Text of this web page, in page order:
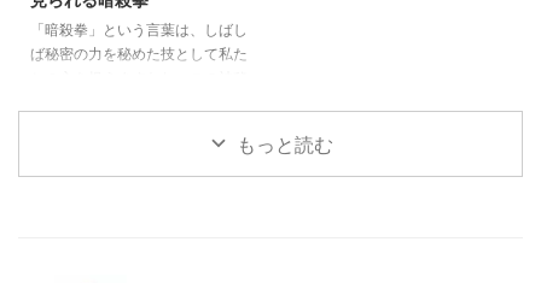
高額当選者の人生は、その後どう
変わるのでしょうか？堅実な使い
道を選ぶ人もいれば、突然の富に
「暗殺拳」という言葉は、しばし
ば秘密の力を秘めた技として私た
の存在は、まるで夜空を横切る一
筋の流星のように、瞬く間に輝き
もっと読む